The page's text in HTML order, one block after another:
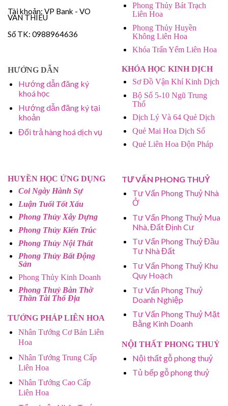
Tài khoản: VP Bank - VO
VAN THIEU
Số TK: 0988964636
HƯỚNG DẪN
Hướng dẫn đăng ký
khoá học
Hướng dẫn đăng ký tại
khoản
Đổi trả hàng hoá dịch vụ
Phong Thủy Bát Trạch
Liên Hoa
Phong Thủy Huyền
Không Liên Hoa
Khóa Trấn Yểm Liên Hoa
KHÓA HỌC KINH DỊCH
Sơ Đồ Vận Khí Kinh Dịch
Bộ Số 5-10 Ngũ Trung
Thổ
Dịch Lý Và 64 Quẻ Dịch
Quẻ Mai Hoa Dịch Số
Quẻ Liên Hoa Độn Pháp
HUYỀN HỌC ỨNG DỤNG
Coi Ngày Hành Sự
Luận Tuổi Tốt Xấu
Phong Thủy Xây Dựng
Phong Thủy Kiến Trúc
Phong Thủy Nội Thất
Phong Thủy Bất Động
Sản
Phong Thủy Kinh Doanh
Phong Thuỷ Bàn Thờ
Thần Tài Thổ Địa
TƯỚNG PHÁP LIÊN HOA
Nhân Tướng Cơ Bản Liên
Hoa
Nhân Tướng Trung Cấp
Liên Hoa
Nhân Tướng Cao Cấp
Liên Hoa
TƯ VẤN PHONG THUỶ
Tư Vấn Phong Thuỷ Nhà
Ở
Tư Vấn Phong Thuỷ Mua
Nhà, Đất Định Cư
Tư Vấn Phong Thuỷ Đầu
Tư Nhà Đất
Tư Vấn Phong Thuỷ Khu
Quy Hoạch
Tư Vấn Phong Thuỷ
Doanh Nghiệp
Tư Vấn Phong Thuỷ Mặt
Bằng Kinh Doanh
NỘI THẤT PHONG THUỶ
Nội thất gỗ phong thuỷ
Tủ bếp gỗ phong thuỷ